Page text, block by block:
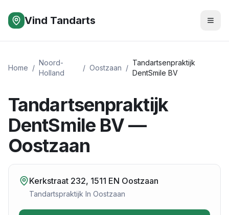
Vind Tandarts
Home /
Noord-
Holland
/ Oostzaan /
Tandartsenpraktijk
DentSmile BV
Tandartsenpraktijk
DentSmile BV —
Oostzaan
Kerkstraat 232, 1511 EN Oostzaan
Tandartspraktijk In Oostzaan